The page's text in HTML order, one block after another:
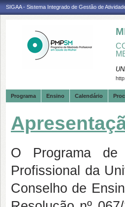
SIGAA - Sistema Integrado de Gestão de
Programa Ensino Calendário
O Programa de
Profissional da
Conselho de